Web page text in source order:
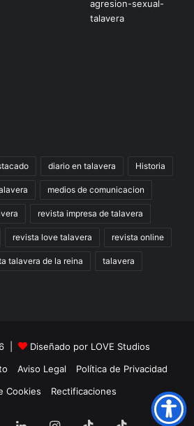
diario en talavera Historia
medios de comunicacion
revista impresa de talavera
revista love talavera revista online
talavera de la reina talavera
| Diseñado por LOVE Studios
Aviso Legal
Política de Privacidad
Cookies
Rectificaciones